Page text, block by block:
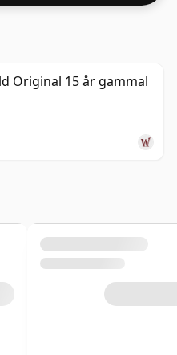
Original 15 år gammal